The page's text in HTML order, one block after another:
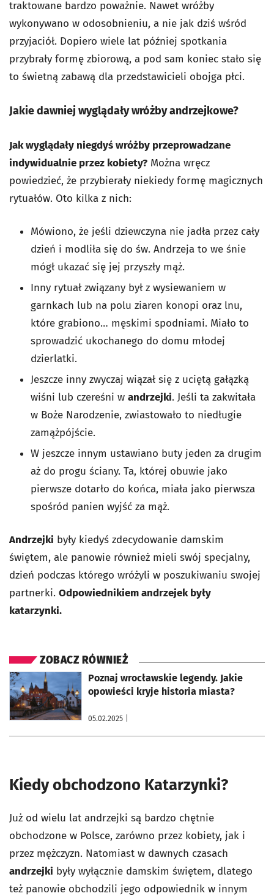
traktowane bardzo poważnie. Nawet wróżby
wykonywano w odosobnieniu, a nie jak dziś wśród
przyjaciół. Dopiero wiele lat później spotkania
przybrały formę zbiorową, a pod sam koniec stało się
to świetną zabawą dla przedstawicieli obojga płci.
Jakie dawniej wyglądały wróżby andrzejkowe?
Jak wyglądały niegdyś wróżby przeprowadzane
indywidualnie przez kobiety? Można wręcz
powiedzieć, że przybierały niekiedy formę magicznych
rytuałów. Oto kilka z nich:
Mówiono, że jeśli dziewczyna nie jadła przez cały
dzień i modliła się do św. Andrzeja to we śnie
mógł ukazać się jej przyszły mąż.
Inny rytuał związany był z wysiewaniem w
garnkach lub na polu ziaren konopi oraz lnu,
które grabiono… męskimi spodniami. Miało to
sprowadzić ukochanego do domu młodej
dzierlatki.
Jeszcze inny zwyczaj wiązał się z uciętą gałązką
wiśni lub czereśni w andrzejki. Jeśli ta zakwitała
w Boże Narodzenie, zwiastowało to niedługie
zamążpójście.
W jeszcze innym ustawiano buty jeden za drugim
aż do progu ściany. Ta, której obuwie jako
pierwsze dotarło do końca, miała jako pierwsza
spośród panien wyjść za mąż.
Andrzejki były kiedyś zdecydowanie damskim
świętem, ale panowie również mieli swój specjalny,
dzień podczas którego wróżyli w poszukiwaniu swojej
partnerki. Odpowiednikiem andrzejek były
katarzynki.
ZOBACZ RÓWNIEŻ
Poznaj wrocławskie legendy. Jakie
opowieści kryje historia miasta?
05.02.2025
otworzy się w nowej karcie
Kiedy obchodzono Katarzynki?
Już od wielu lat andrzejki są bardzo chętnie
obchodzone w Polsce, zarówno przez kobiety, jak i
przez mężczyzn. Natomiast w dawnych czasach
andrzejki były wyłącznie damskim świętem, dlatego
też panowie obchodzili jego odpowiednik w innym